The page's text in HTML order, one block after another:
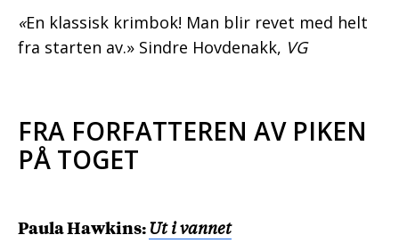
«En klassisk krimbok! Man blir revet med helt
fra starten av.» Sindre Hovdenakk, VG
FRA FORFATTEREN AV PIKEN
PÅ TOGET
Paula Hawkins:Ut i vannet